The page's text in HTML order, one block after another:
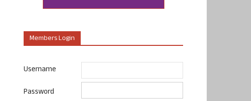
Members Login
Username
Password